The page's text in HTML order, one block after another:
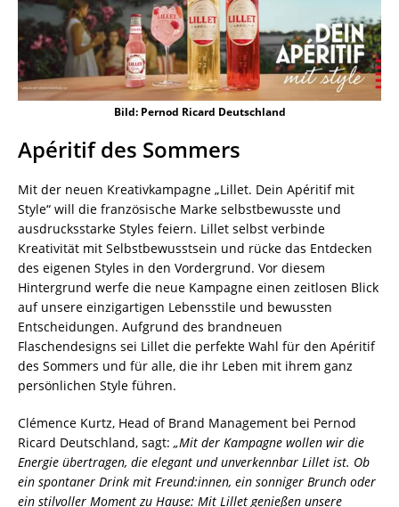
Bild: Pernod Ricard Deutschland
Apéritif des Sommers
Mit der neuen Kreativkampagne „Lillet. Dein Apéritif mit
Style“ will die französische Marke selbstbewusste und
ausdrucksstarke Styles feiern. Lillet selbst verbinde
Kreativität mit Selbstbewusstsein und rücke das Entdecken
des eigenen Styles in den Vordergrund. Vor diesem
Hintergrund werfe die neue Kampagne einen zeitlosen Blick
auf unsere einzigartigen Lebensstile und bewussten
Entscheidungen. Aufgrund des brandneuen
Flaschendesigns sei Lillet die perfekte Wahl für den Apéritif
des Sommers und für alle, die ihr Leben mit ihrem ganz
persönlichen Style führen.
Clémence Kurtz, Head of Brand Management bei Pernod
Ricard Deutschland, sagt: „Mit der Kampagne wollen wir die
Energie übertragen, die elegant und unverkennbar Lillet ist. Ob
ein spontaner Drink mit Freund:innen, ein sonniger Brunch oder
ein stilvoller Moment zu Hause: Mit Lillet genießen unsere